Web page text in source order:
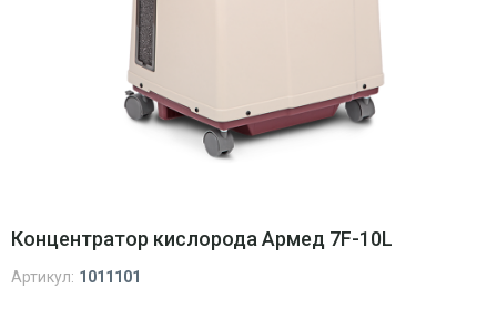
Концентратор кислорода Армед 7F-10L
Артикул: 1011101